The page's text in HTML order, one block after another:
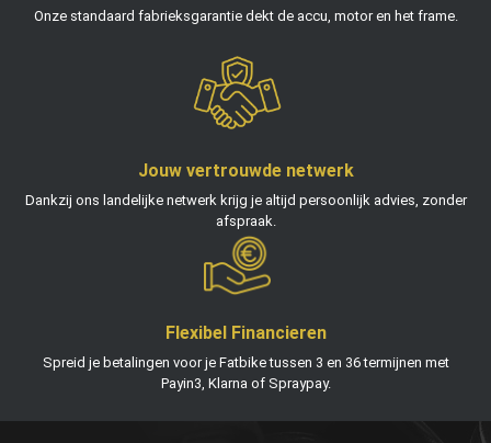
Onze standaard fabrieksgarantie dekt de accu, motor en het frame.
Jouw vertrouwde netwerk
Dankzij ons landelijke netwerk krijg je altijd persoonlijk advies, zonder
afspraak.
Flexibel Financieren
Spreid je betalingen voor je Fatbike tussen 3 en 36 termijnen met
Payin3, Klarna of Spraypay.